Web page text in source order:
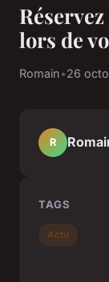
lors de
Romain•26
R
TAGS
Actu